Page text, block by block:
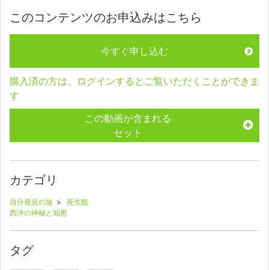
このコンテンツのお申込みはこちら
今すぐ申し込む
購入済の方は、ログインするとご覧いただくことができま
す
この動画が含まれる
セット
カテゴリ
自分発見の旅 > 死生観
西洋の神秘と知恵
タグ